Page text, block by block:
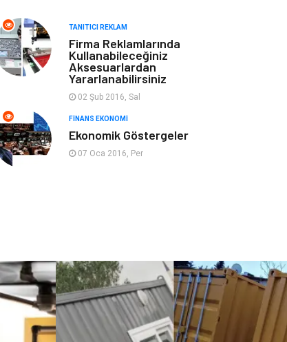
Spor Malzemeleri Şile Bezi
Sigorta
TANITICI REKLAM
Firma Reklamlarında
Kullanabileceğiniz
Aksesuarlardan
Yararlanabilirsiniz
02 Şub 2016, Sal
FINANS EKONOMI
Ekonomik Göstergeler
07 Oca 2016, Per